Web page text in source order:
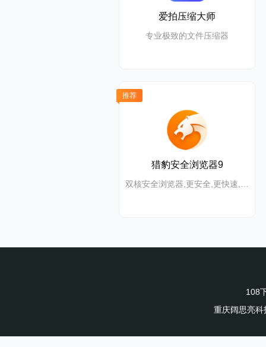
爱拍压缩大师
专业极致的文件压缩器
推荐
猎豹安全浏览器9
108
重庆阔思亮